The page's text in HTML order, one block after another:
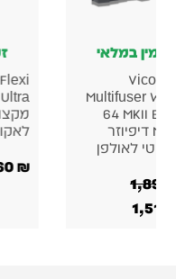
זמין במלאי
Vicoustic Flexi
Glue Ultra דבק
מקצועי
לאקוסטיקה